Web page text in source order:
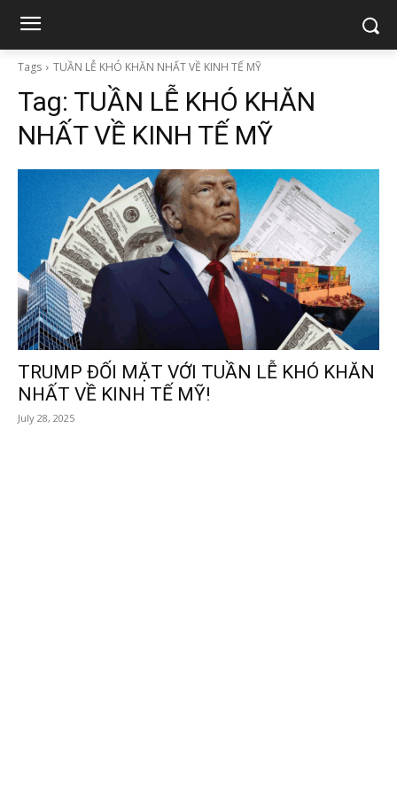
Tags TUẦN LỄ KHÓ KHĂN NHẤT VỀ KINH TẾ MỸ
Tag: TUẦN LỄ KHÓ KHĂN
NHẤT VỀ KINH TẾ MỸ
TRUMP ĐỐI MẶT VỚI TUẦN LỄ KHÓ KHĂN
NHẤT VỀ KINH TẾ MỸ!
July 28, 2025